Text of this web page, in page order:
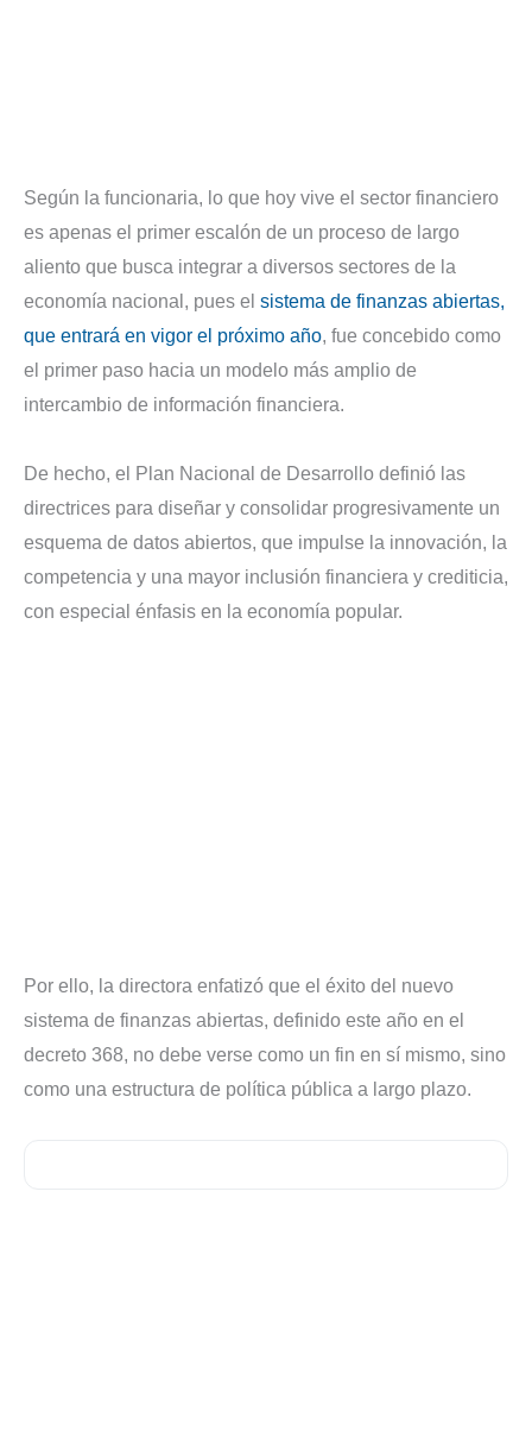
Según la funcionaria, lo que hoy vive el sector financiero
es apenas el primer escalón de un proceso de largo
aliento que busca integrar a diversos sectores de la
economía nacional, pues el sistema de finanzas abiertas,
que entrará en vigor el próximo año, fue concebido como
el primer paso hacia un modelo más amplio de
intercambio de información financiera.
De hecho, el Plan Nacional de Desarrollo definió las
directrices para diseñar y consolidar progresivamente un
esquema de datos abiertos, que impulse la innovación, la
competencia y una mayor inclusión financiera y crediticia,
con especial énfasis en la economía popular.
Por ello, la directora enfatizó que el éxito del nuevo
sistema de finanzas abiertas, definido este año en el
decreto 368, no debe verse como un fin en sí mismo, sino
como una estructura de política pública a largo plazo.